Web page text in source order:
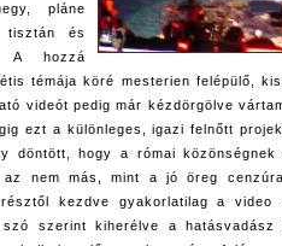
pláne
tisztán és
A hozzá
témája köré mesterien felépülő,
videót pedig már kézdörgölve
ezt a különleges, igazi felnőtt
döntött, hogy a római
nem más, mint a jó öreg
résztől kezdve gyakorlatilag a video
szerint kiherélve a hatásvadász